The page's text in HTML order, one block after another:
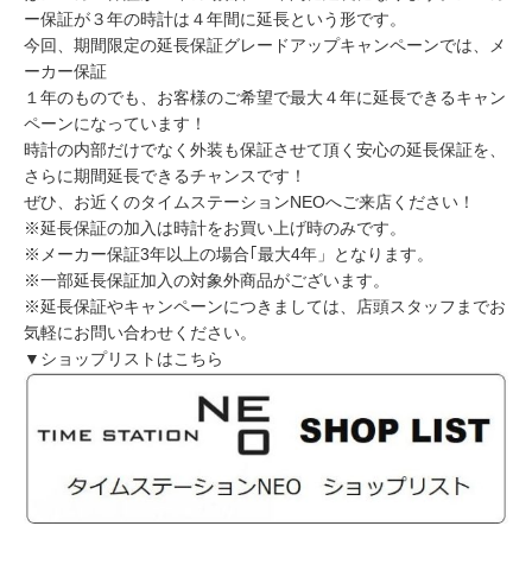
ー保証が３年の時計は４年間に延長という形です。
今回、期間限定の延長保証グレードアップキャンペーンでは、メ
ーカー保証
１年のものでも、お客様のご希望で最大４年に延長できるキャン
ペーンになっています！
時計の内部だけでなく外装も保証させて頂く安心の延長保証を、
さらに期間延長できるチャンスです！
ぜひ、お近くのタイムステーションNEOへご来店ください！
※延長保証の加入は時計をお買い上げ時のみです。
※メーカー保証3年以上の場合｢最大4年」となります。
※一部延長保証加入の対象外商品がございます。
※延長保証やキャンペーンにつきましては、店頭スタッフまでお
気軽にお問い合わせください。
▼ショップリストはこちら